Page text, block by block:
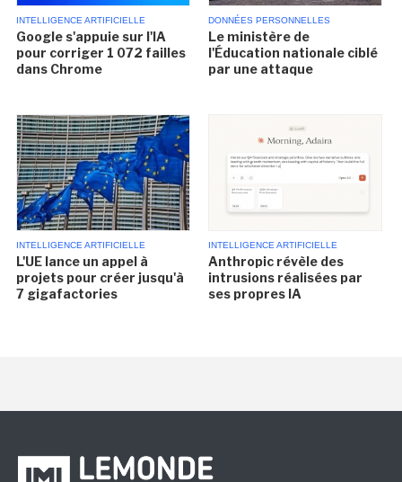
INTELLIGENCE ARTIFICIELLE
Google s'appuie sur l'IA
pour corriger 1 072 failles
dans Chrome
DONNÉES PERSONNELLES
Le ministère de
l'Éducation nationale ciblé
par une attaque
INTELLIGENCE ARTIFICIELLE
L'UE lance un appel à
projets pour créer jusqu'à
7 gigafactories
INTELLIGENCE ARTIFICIELLE
Anthropic révèle des
intrusions réalisées par
ses propres IA